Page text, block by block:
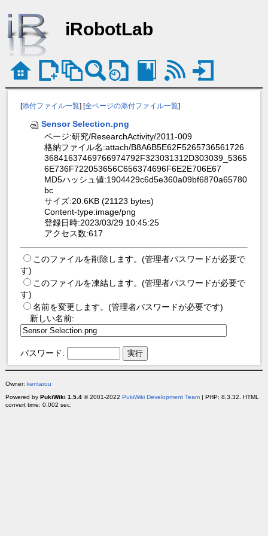
iRobotLab
[添付ファイル一覧] [全ページの添付ファイル一覧]
Sensor Selection.png
ページ:研究/ResearchActivity/2011-009
格納ファイル名:attach/B8A6B5E62F5265736561726
36841637469766974792F323031312D303039_5365
6E736F722053656C656374696F6E2E706E67
MD5ハッシュ値:1904429c6d5e360a09bf6870a65780
bc
サイズ:20.6KB (21123 bytes)
Content-type:image/png
登録日時:2023/03/29 10:45:25
アクセス数:617
このファイルを削除します。(管理者パスワードが必要で
す)
このファイルを凍結します。(管理者パスワードが必要で
す)
名前を変更します。(管理者パスワードが必要です)
新しい名前:
パスワード:
Owner: kentarou
Powered by PukiWiki 1.5.4© 2001-2022 PukiWiki Development Team| PHP: 8.3.32. HTML
convert time: 0.002 sec.